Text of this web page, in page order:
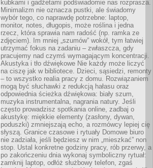
kubkami i gadżetami podświadomie nas rozprasza.
Minimalizm nie oznacza pustki, ale świadomy
wybór tego, co naprawdę potrzebne: laptop,
monitor, notes, długopis, może roślina i jedna
rzecz, która sprawia nam radość (np. ramka ze
zdjęciem). Im mniej „szumów” wokół, tym łatwiej
utrzymać fokus na zadaniu – zwłaszcza, gdy
pracujemy nad czymś wymagającym koncentracji.
Akustyka i tło dźwiękowe Nie każdy może liczyć
na ciszę jak w bibliotece. Dzieci, sąsiedzi, remonty
– to wszystko realia pracy z domu. Rozwiązaniem
mogą być słuchawki z redukcją hałasu oraz
odpowiednia ścieżka dźwiękowa: biały szum,
muzyka instrumentalna, nagrania natury. Jeśli
często prowadzisz spotkania online, zadbaj o
akustykę: miękkie elementy (zasłony, dywan,
poduszki) zmniejszają echo, a rozmówcy lepiej cię
słyszą. Granice czasowe i rytuały Domowe biuro
nie zadziała, jeśli będziesz w nim „mieszkać” non
stop. Ustal konkretne godziny pracy, rób przerwy, a
po zakończeniu dnia wykonaj symboliczny rytuał:
zamknij laptop, odłóż służbowy telefon, zgaś